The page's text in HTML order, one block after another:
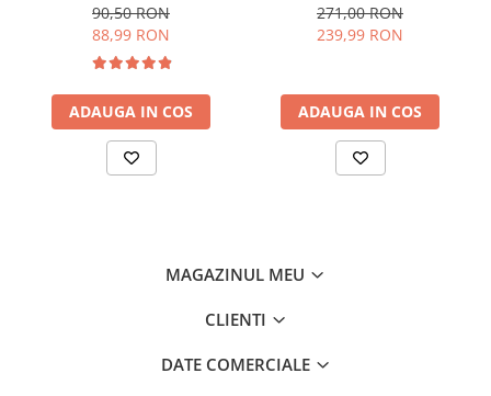
90,50 RON
88,99 RON
ADAUGA IN COS
271,00 RON
239,99 RON
ADAUGA IN COS
MAGAZINUL MEU
CLIENTI
DATE COMERCIALE